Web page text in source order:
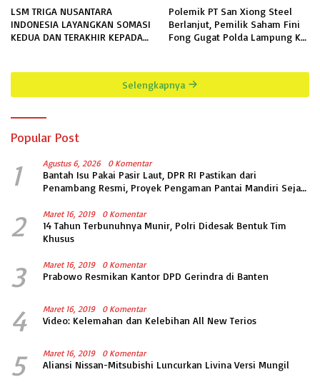
LSM TRIGA NUSANTARA
INDONESIA LAYANGKAN SOMASI
KEDUA DAN TERAKHIR KEPADA
INFORMASI PUBLIK
Polemik PT San Xiong Steel
Berlanjut, Pemilik Saham Fini
Fong Gugat Polda Lampung Ke
Selengkapnya
Popular Post
1 Agustus 6, 2026 0 Komentar
Bantah Isu Pakai Pasir Laut, DPR RI Pastikan dari
Penambang Resmi, Proyek Pengaman Pantai Mandiri Sejati
2 Maret 16, 2019 0 Komentar
14 Tahun Terbunuhnya Munir, Polri Didesak Bentuk Tim
Khusus
3 Maret 16, 2019 0 Komentar
Prabowo Resmikan Kantor DPD Gerindra di Banten
4 Maret 16, 2019 0 Komentar
Video: Kelemahan dan Kelebihan All New Terios
5 Maret 16, 2019 0 Komentar
Aliansi Nissan-Mitsubishi Luncurkan Livina Versi Mungil